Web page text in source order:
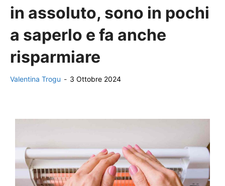
in assoluto, sono in pochi
a saperlo e fa anche
risparmiare
Valentina Trogu - 3 Ottobre 2024